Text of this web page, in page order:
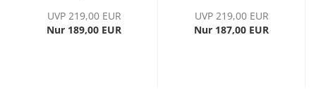
UVP 219,00 EUR
Nur 189,00 EUR
UVP 219,00 EUR
Nur 187,00 EUR